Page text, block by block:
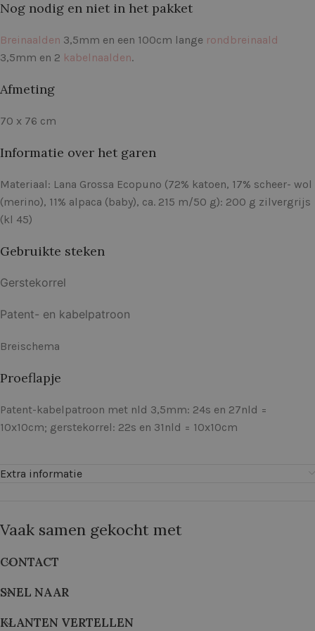
Nog nodig en niet in het pakket
Breinaalden 3,5mm en een 100cm lange rondbreinaald
3,5mm en 2 kabelnaalden.
Afmeting
70 x 76 cm
Informatie over het garen
Materiaal: Lana Grossa Ecopuno (72% katoen, 17% scheer- wol
(merino), 11% alpaca (baby), ca. 215 m/50 g): 200 g zilvergrijs
(kl 45)
Gebruikte steken
Gerstekorrel
Patent- en kabelpatroon
Breischema
Proeflapje
Patent-kabelpatroon met nld 3,5mm: 24s en 27nld =
10x10cm; gerstekorrel: 22s en 31nld = 10x10cm
Extra informatie
Vaak samen gekocht met
CONTACT
SNEL NAAR
KLANTEN VERTELLEN